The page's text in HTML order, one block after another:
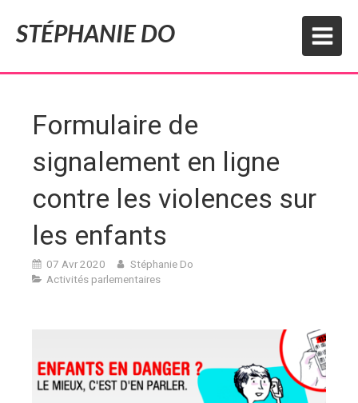
STÉPHANIE DO
Formulaire de
signalement en ligne
contre les violences sur
les enfants
07 Avr 2020
Stéphanie Do
Activités parlementaires